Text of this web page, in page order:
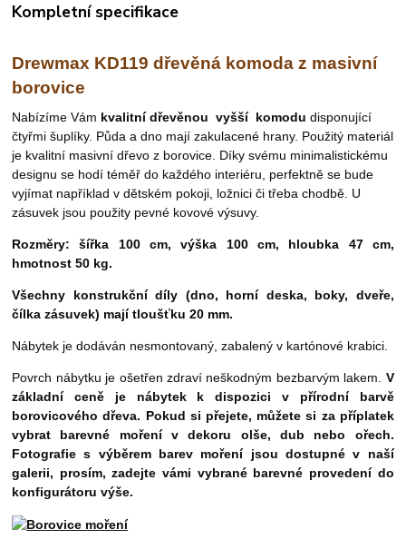
Kompletní specifikace
Drewmax KD119 dřevěná komoda z masivní
borovice
Nabízíme Vám kvalitní dřevěnou vyšší komodu disponující
čtyřmi šuplíky. Půda a dno mají zakulacené hrany. Použitý materiál
je kvalitní masivní dřevo z borovice. Díky svému minimalistickému
designu se hodí téměř do každého interiéru , perfektně se bude
vyjímat například v dětském pokoji, ložnici či třeba chodbě. U
zásuvek jsou použity pevné kovové výsuvy.
Rozměry: šířka 100 cm, výška 100 cm, hloubka 47 cm,
hmotnost 50 kg.
Všechny konstrukční díly (dno, horní deska, boky, dveře,
čílka zásuvek) mají tloušťku 20 mm.
Nábytek je dodáván nesmontovaný, zabalený v kartónové krabici.
Povrch nábytku je ošetřen zdraví neškodným bezbarvým lakem. V
základní ceně je nábytek k dispozici v přírodní barvě
borovicového dřeva. Pokud si přejete, můžete si za příplatek
vybrat barevné mořenív dekoru olše, dub nebo ořech.
Fotografie s výběrem barev moření jsou dostupné v naší
galerii, prosím, zadejte vámi vybrané barevné provedení do
konfigurátoru výše.